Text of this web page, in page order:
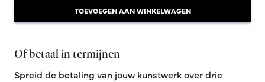
TOEVOEGEN AAN WINKELWAGEN
Of betaal in termijnen
Spreid de betaling van jouw kunstwerk over drie